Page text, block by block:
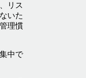
リス
いた
理慣
中で